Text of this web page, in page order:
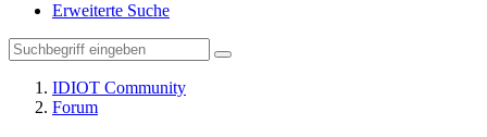
Erweiterte Suche
IDIOT Community
Forum